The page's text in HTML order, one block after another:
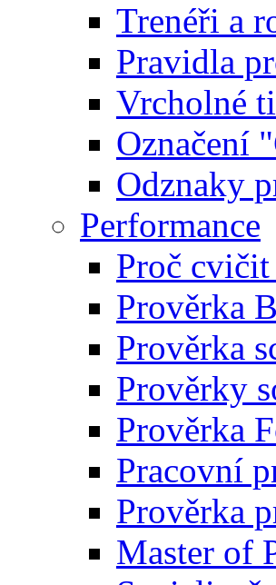
Trenéři a
Pravidla
Vrcholné
Označení
Odznaky
Performance
Proč cvičit
Prověrka
Prověrka
Prověrky
Prověrka
Pracovní
Prověrka
Master of